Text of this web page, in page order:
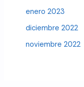
enero 2023
diciembre 2022
noviembre 2022